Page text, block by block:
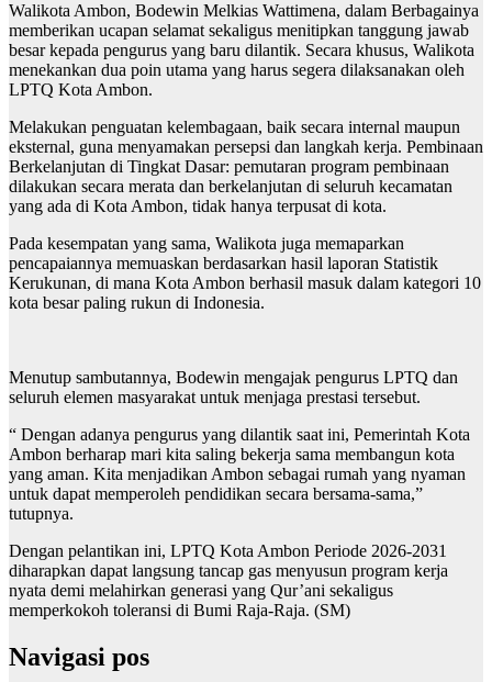
Walikota Ambon, Bodewin Melkias Wattimena, dalam Berbagainya
memberikan ucapan selamat sekaligus menitipkan tanggung jawab
besar kepada pengurus yang baru dilantik. Secara khusus, Walikota
menekankan dua poin utama yang harus segera dilaksanakan oleh
LPTQ Kota Ambon.
Melakukan penguatan kelembagaan, baik secara internal maupun
eksternal, guna menyamakan persepsi dan langkah kerja. Pembinaan
Berkelanjutan di Tingkat Dasar: pemutaran program pembinaan
dilakukan secara merata dan berkelanjutan di seluruh kecamatan
yang ada di Kota Ambon, tidak hanya terpusat di kota.
Pada kesempatan yang sama, Walikota juga memaparkan
pencapaiannya memuaskan berdasarkan hasil laporan Statistik
Kerukunan, di mana Kota Ambon berhasil masuk dalam kategori 10
kota besar paling rukun di Indonesia.
Menutup sambutannya, Bodewin mengajak pengurus LPTQ dan
seluruh elemen masyarakat untuk menjaga prestasi tersebut.
“ Dengan adanya pengurus yang dilantik saat ini, Pemerintah Kota
Ambon berharap mari kita saling bekerja sama membangun kota
yang aman. Kita menjadikan Ambon sebagai rumah yang nyaman
untuk dapat memperoleh pendidikan secara bersama-sama,”
tutupnya.
Dengan pelantikan ini, LPTQ Kota Ambon Periode 2026-2031
diharapkan dapat langsung tancap gas menyusun program kerja
nyata demi melahirkan generasi yang Qur’ani sekaligus
memperkokoh toleransi di Bumi Raja-Raja. (SM)
Navigasi pos